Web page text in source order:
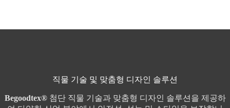
직물 기술 및 맞춤형 디자인 솔루션
Begoodtex®첨단 직물 기술과 맞춤형 디자인 솔루션을 제공하